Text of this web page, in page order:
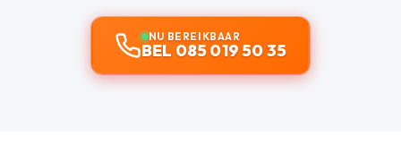
NU BEREIKBAAR
BEL 085 019 50 35